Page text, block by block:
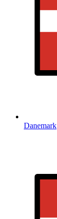
Danemark